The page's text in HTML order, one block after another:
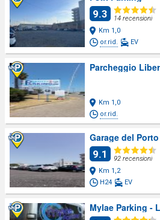
9.3
14 recensioni
Km 1,0
or.rid.
EV
Parcheggio
Km 1,0
or.rid.
Garage del Porto
9.1
92 recensioni
Km 1,2
H24
EV
Mylae Parking -